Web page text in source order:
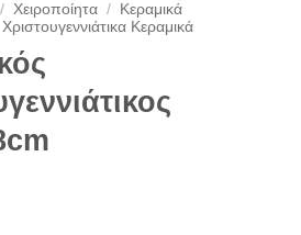
/ Χειροποίητα /
Κεραμικά
Χριστουγεννιάτικα Κεραμικά